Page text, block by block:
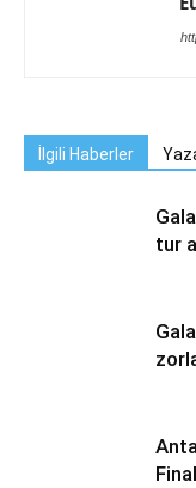
İlgili Haberler
tur